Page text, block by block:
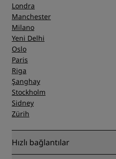
Londra
Manchester
Milano
Yeni Delhi
Oslo
Paris
Riga
Şanghay
Stockholm
Sidney
Zürih
Hızlı bağlantılar